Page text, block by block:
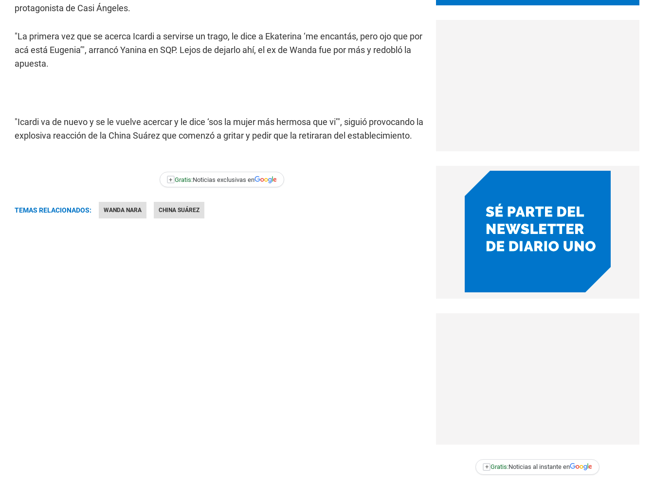
protagonista de Casi Ángeles.
"La primera vez que se acerca Icardi a servirse un trago, le dice a Ekaterina ‘me encantás, pero ojo que por
acá está Eugenia’", arrancó Yanina en SQP. Lejos de dejarlo ahí, el ex de Wanda fue por más y redobló la
apuesta.
"Icardi va de nuevo y se le vuelve acercar y le dice ‘sos la mujer más hermosa que vi’", siguió provocando la
explosiva reacción de la China Suárez que comenzó a gritar y pedir que la retiraran del establecimiento.
+ Gratis:Noticias exclusivas en
TEMAS RELACIONADOS: WANDA NARA CHINA SUÁREZ
+ Gratis:Noticias al instante en